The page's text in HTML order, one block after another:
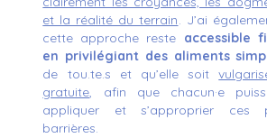
et la réalité du terrain. J’ai
cette approche reste accessible
en privilégiant des aliments
de tou.te.s et qu’elle soit
gratuite, afin que chacun·e
appliquer et s’approprier ces
barrières.